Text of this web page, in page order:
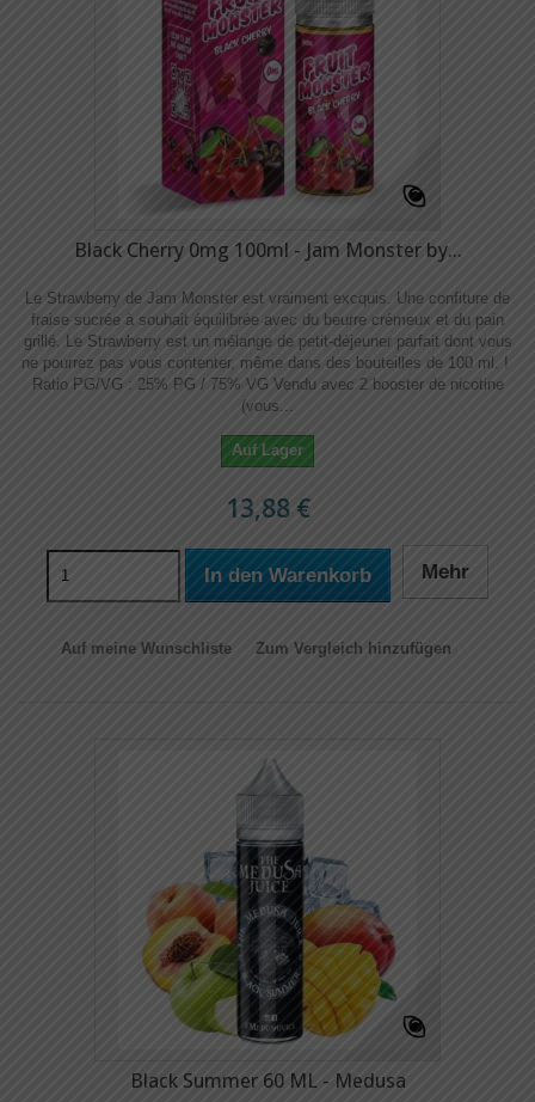
Black Cherry 0mg 100ml - Jam Monster by...
Le Strawberry de Jam Monster est vraiment excquis. Une confiture de
fraise sucrée à souhait équilibrée avec du beurre crémeux et du pain
grillé. Le Strawberry est un mélange de petit-déjeuner parfait dont vous
ne pourrez pas vous contenter, même dans des bouteilles de 100 ml. !
Ratio PG/VG : 25% PG / 75% VG Vendu avec 2 booster de nicotine
(vous...
Auf Lager
13,88 €
In den Warenkorb Mehr
Auf meine Wunschliste Zum Vergleich hinzufügen
Black Summer 60 ML - Medusa